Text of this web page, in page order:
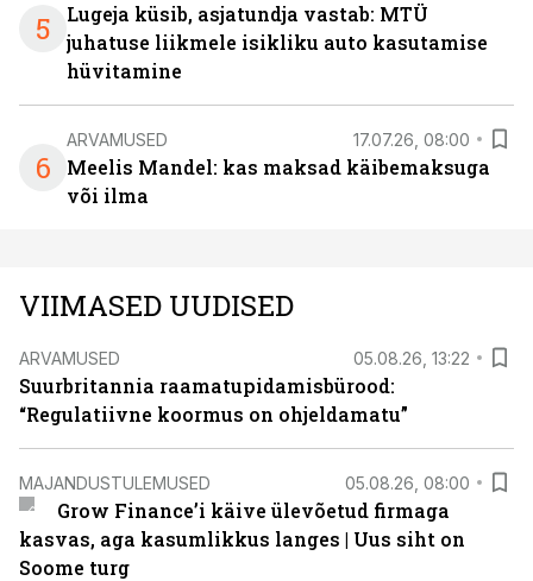
5
Lugeja küsib, asjatundja vastab: MTÜ
juhatuse liikmele isikliku auto kasutamise
hüvitamine
6
ARVAMUSED 17.07.26, 08:00
Meelis Mandel: kas maksad käibemaksuga
või ilma
VIIMASED UUDISED
ARVAMUSED 05.08.26, 13:22
Suurbritannia raamatupidamisbürood:
“Regulatiivne koormus on ohjeldamatu”
MAJANDUSTULEMUSED 05.08.26, 08:00
Grow Finance’i käive ülevõetud firmaga
kasvas, aga kasumlikkus langes | Uus siht on
Soome turg